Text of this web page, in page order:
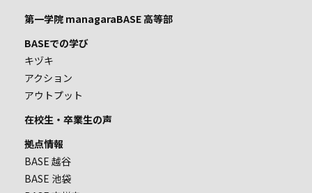
第一学院 managaraBASE 高等部
BASEでの学び
キヅキ
アクション
アウトプット
在校生・卒業生の声
拠点情報
BASE 越谷
BASE 池袋